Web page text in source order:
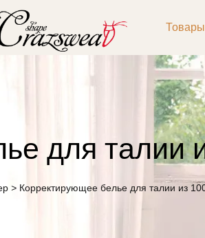
Товары
для талии
> Корректирующее белье для талии из